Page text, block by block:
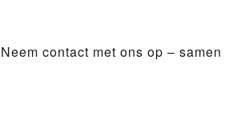
Neem contact met ons op –